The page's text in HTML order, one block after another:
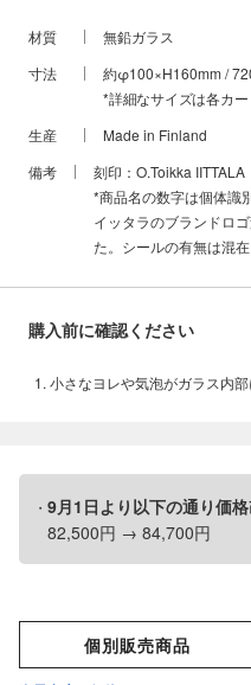
材質
無鉛ガラス
寸法
約φ100×H160mm /
*詳細なサイズは各カー
生産
Made in Finland
備考
刻印：O.Toikka IITTALA
*商品名の数字は個体識
イッタラのブランドロ
た。シールの有無は混在
購入前に確認ください
小さなヨレや気泡がガラス内
9月1日より以下の通り価格
82,500円 → 84,700円
個別販売商品